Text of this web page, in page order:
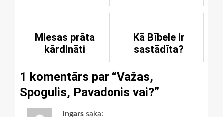
Miesas prāta
kārdināti
Kā Bībele ir
sastādīta?
1 komentārs par “Važas,
Spogulis, Pavadonis vai?”
Ingars saka: